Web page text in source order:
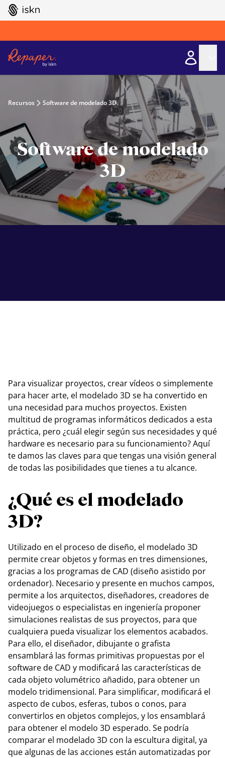
GO TO ISKN HOME
Recursos Software de modelado 3D
Software de modelado
3D
Para visualizar proyectos, crear vídeos o simplemente
para hacer arte, el modelado 3D se ha convertido en
una necesidad para muchos proyectos. Existen
multitud de programas informáticos dedicados a esta
práctica, pero ¿cuál elegir según sus necesidades y qué
hardware es necesario para su funcionamiento? Aquí
te damos las claves para que tengas una visión general
de todas las posibilidades que tienes a tu alcance.
¿Qué es el modelado
3D?
Utilizado en el proceso de diseño, el modelado 3D
permite crear objetos y formas en tres dimensiones,
gracias a los programas de CAD (diseño asistido por
ordenador). Necesario y presente en muchos campos,
permite a los arquitectos, diseñadores, creadores de
videojuegos o especialistas en ingeniería proponer
simulaciones realistas de sus proyectos, para que
cualquiera pueda visualizar los elementos acabados.
Para ello, el diseñador, dibujante o grafista
ensamblará las formas primitivas propuestas por el
software de CAD y modificará las características de
cada objeto volumétrico añadido, para obtener un
modelo tridimensional. Para simplificar, modificará el
aspecto de cubos, esferas, tubos o conos, para
convertirlos en objetos complejos, y los ensamblará
para obtener el modelo 3D esperado. Se podría
comparar el modelado 3D con la escultura digital, ya
que algunas de las acciones están automatizadas por